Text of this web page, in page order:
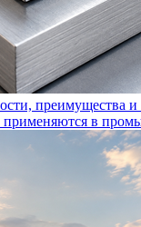
преимущества
в